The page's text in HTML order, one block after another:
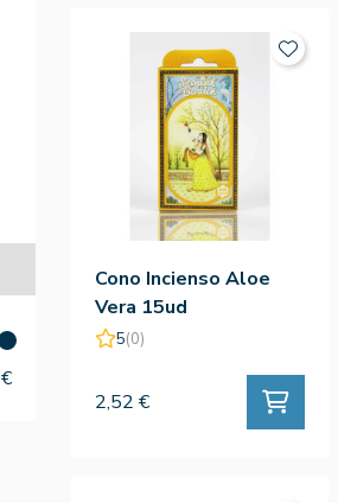
€
Cono Incienso Aloe
Vera 15ud
5(0)
2,52 €